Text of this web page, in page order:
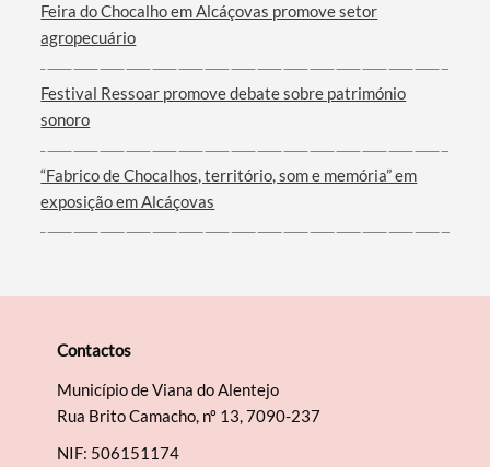
Feira do Chocalho em Alcáçovas promove setor
agropecuário
Festival Ressoar promove debate sobre património
sonoro
“Fabrico de Chocalhos, território, som e memória” em
exposição em Alcáçovas
Contactos
Município de Viana do Alentejo
Rua Brito Camacho, nº 13, 7090-237
NIF: 506151174